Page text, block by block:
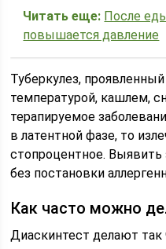
Читать еще: После
повышается давление
Туберкулез,
температурой, кашлем,
терапируемое
в латентной фазе, то
стопроцентное. Выявить
без постановки
Как часто можно
Диаскинтест делают так